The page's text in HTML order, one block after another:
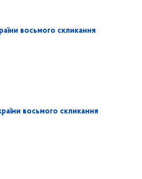
восьмого скликання
восьмого скликання